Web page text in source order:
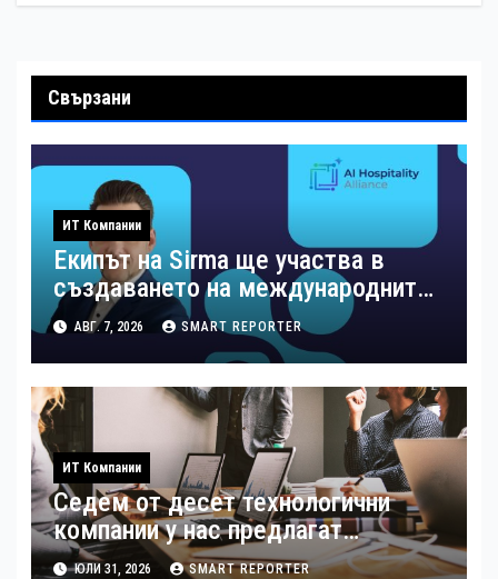
Свързани
ИТ Компании
Екипът на Sirma ще участва в
създаването на международните
стандарти за навлизане на
изкуствен интелект в
хотелиерството
АВГ. 7, 2026 SMART REPORTER
ИТ Компании
Седем от десет технологични
компании у нас предлагат
хибридна работа
ЮЛИ 31, 2026 SMART REPORTER